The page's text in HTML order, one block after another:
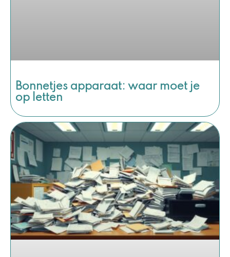
Bonnetjes apparaat: waar moet je
op letten